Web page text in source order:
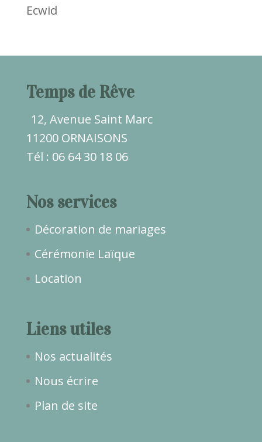
Ecwid
Temps de Rêve
12, Avenue Saint Marc
11200 ORNAISONS
Tél : 06 64 30 18 06
Nos services
Décoration de mariages
Cérémonie Laïque
Location
Liens utiles
Nos actualités
Nous écrire
Plan de site